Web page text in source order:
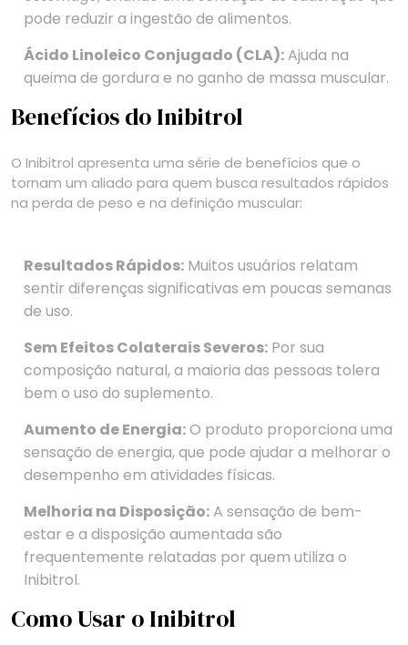
pode reduzir a ingestão de alimentos.
Ácido Linoleico Conjugado (CLA):Ajuda na
queima de gordura e no ganho de massa muscular.
Benefícios do Inibitrol
O Inibitrol apresenta uma série de benefícios que o
tornam um aliado para quem busca resultados rápidos
na perda de peso e na definição muscular:
Resultados Rápidos: Muitos usuários relatam
sentir diferenças significativas em poucas semanas
de uso.
Sem Efeitos Colaterais Severos: Por sua
composição natural, a maioria das pessoas tolera
bem o uso do suplemento.
Aumento de Energia:O produto proporciona uma
sensação de energia, que pode ajudar a melhorar o
desempenho em atividades físicas.
Melhoria na Disposição:A sensação de bem-
estar e a disposição aumentada são
frequentemente relatadas por quem utiliza o
Inibitrol.
Como Usar o Inibitrol